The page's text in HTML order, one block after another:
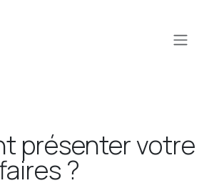
présenter votre
?